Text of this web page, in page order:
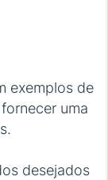
exemplos de
uma
desejados